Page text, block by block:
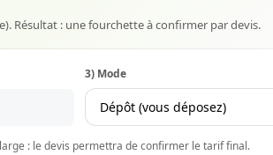
Résultat : une fourchette à confirmer par devis.
3) Mode
: le devis permettra de confirmer le tarif final.